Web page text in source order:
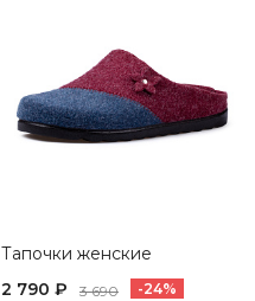
Тапочки женские
2 790 ₽
3 690 -24%